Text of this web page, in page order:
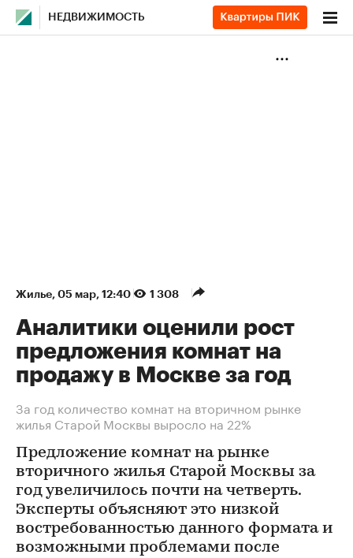
НЕДВИЖИМОСТЬ
Жилье⁠, 05 мар, 12:40 1 308
Аналитики оценили рост
предложения комнат на
продажу в Москве за год
За год количество комнат на вторичном рынке
жилья Старой Москвы выросло на 22%
Предложение комнат на рынке
вторичного жилья Старой Москвы за
год увеличилось почти на четверть.
Эксперты объясняют это низкой
востребованностью данного формата и
возможными проблемами после